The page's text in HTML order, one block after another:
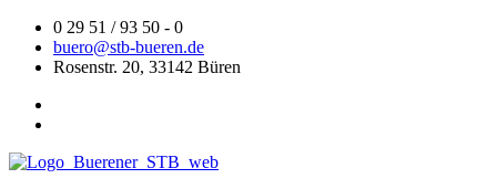
Zum
Inhalt
springen
0 29 51 / 93 50 - 0
buero@stb-bueren.de
Rosenstr. 20, 33142 Büren